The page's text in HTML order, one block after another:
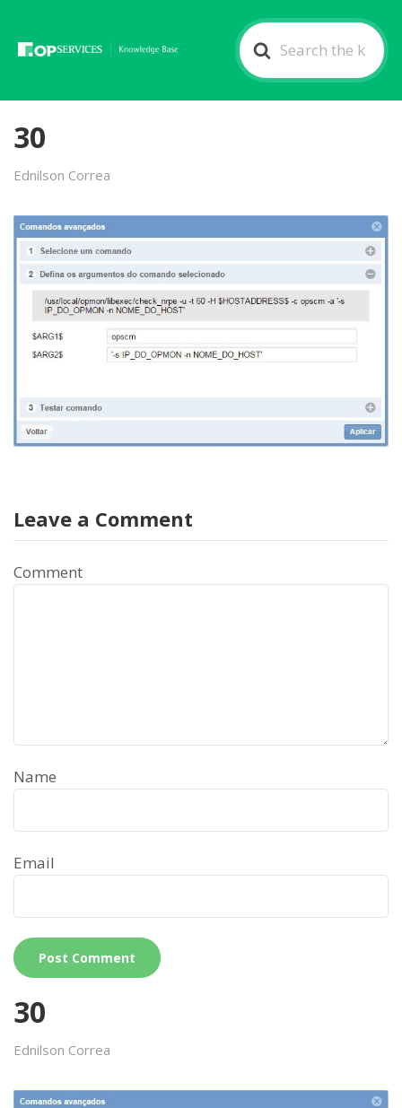
Search
For
30
Ednilson Correa
Leave a Comment
Comment
Name
Email
30
Ednilson Correa